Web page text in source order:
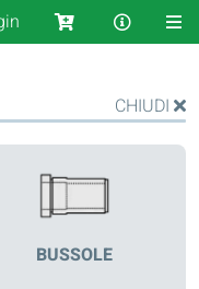
CHIUDI
BUSSOLE